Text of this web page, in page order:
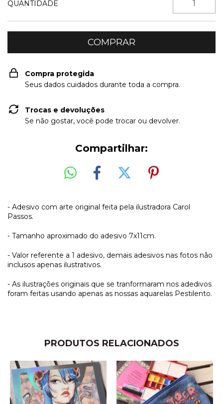
QUANTIDADE
Compra protegida
Seus dados cuidados durante toda a compra.
Trocas e devoluções
Se não gostar, você pode trocar ou devolver.
Compartilhar:
- Adesivo com arte original feita pela ilustradora Carol
Passos.
- Tamanho aproximado do adesivo 7x11cm.
- Valor referente a 1 adesivo, demais adesivos nas fotos não
inclusos apenas ilustrativos.
- As ilustrações originais que se tranformaram nos adedivos
foram feitas usando apenas as nossas aquarelas Pestilento.
PRODUTOS RELACIONADOS